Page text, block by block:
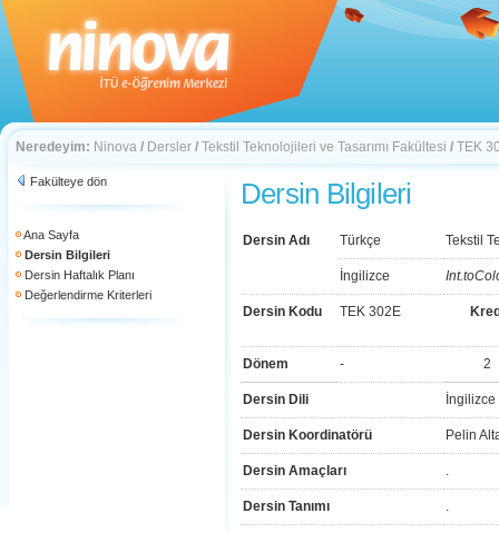
Neredeyim: Ninova / Dersler / Tekstil Teknolojileri ve Tasarımı Fakültesi / TEK
Fakülteye dön
Ana Sayfa
Dersin Bilgileri
Dersin Haftalık Planı
Değerlendirme Kriterleri
Dersin Bilgileri
Dersin Adı Türkçe Tekstil
İngilizce
Dersin Kodu TEK 302E
Dönem - 2
Dersin Dili İngilizce
Dersin Koordinatörü Pelin
Dersin Amaçları .
Dersin Tanımı .